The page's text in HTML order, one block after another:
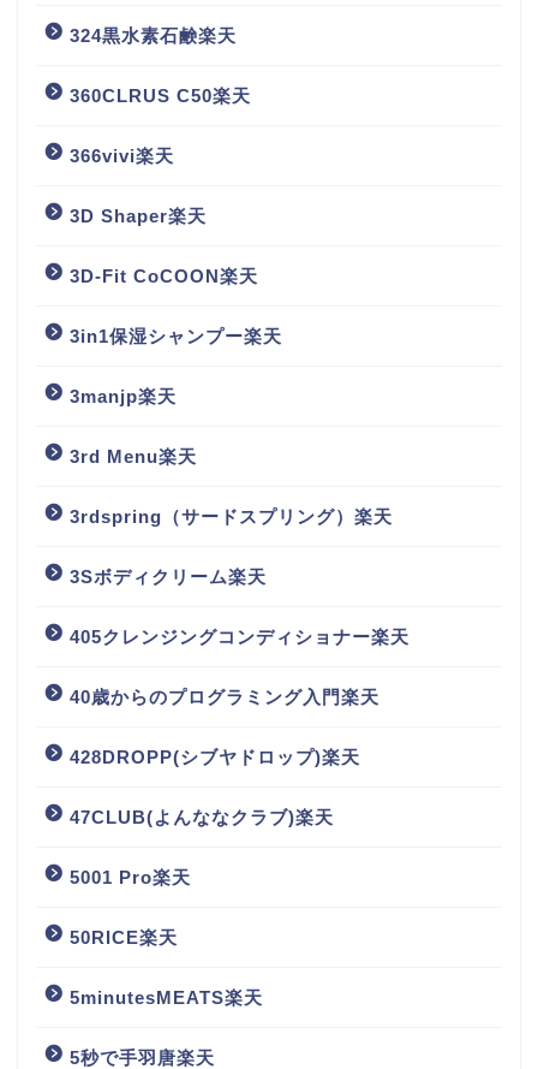
324黒水素石鹸楽天
360CLRUS C50楽天
366vivi楽天
3D Shaper楽天
3D-Fit CoCOON楽天
3in1保湿シャンプー楽天
3manjp楽天
3rd Menu楽天
3rdspring（サードスプリング）楽天
3Sボディクリーム楽天
405クレンジングコンディショナー楽天
40歳からのプログラミング入門楽天
428DROPP(シブヤドロップ)楽天
47CLUB(よんななクラブ)楽天
5001 Pro楽天
50RICE楽天
5minutesMEATS楽天
5秒で手羽唐楽天